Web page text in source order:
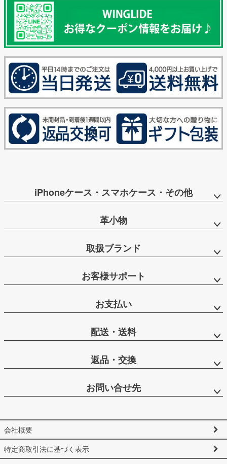
iPhoneケース・スマホケース・その他
革小物
取扱ブランド
お客様サポート
お支払い
配送・送料
返品・交換
お問い合せ先
会社概要
特定商取引法に基づく表示